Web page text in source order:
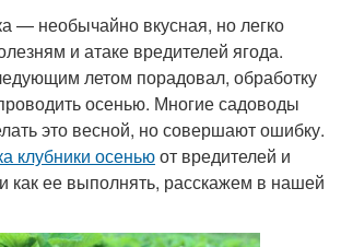
— необычайно вкусная, но легко
и атаке вредителей ягода.
летом порадовал, обработку
осенью. Многие садоводы
это весной, но совершают ошибку.
клубники осеньюот вредителей и
как ее выполнять, расскажем в нашей